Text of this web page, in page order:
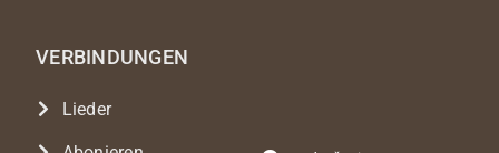
VERBINDUNGEN
Lieder